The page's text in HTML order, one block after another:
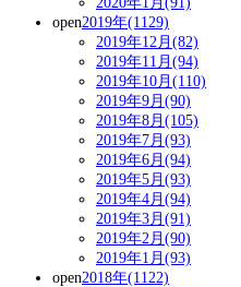
open2019年(1129)
2019年12月(82)
2019年11月(94)
2019年10月(110)
2019年9月(90)
2019年8月(105)
2019年7月(93)
2019年6月(94)
2019年5月(93)
2019年4月(94)
2019年3月(91)
2019年2月(90)
2019年1月(93)
open2018年(1122)